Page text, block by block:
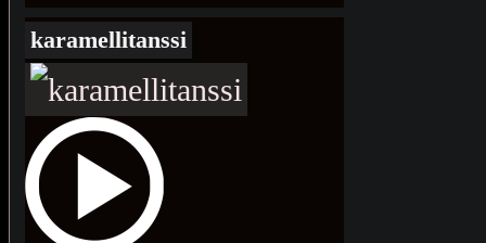
karamellitanssi